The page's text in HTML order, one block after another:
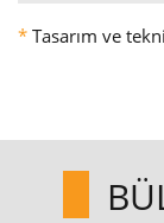
* Tasarım ve